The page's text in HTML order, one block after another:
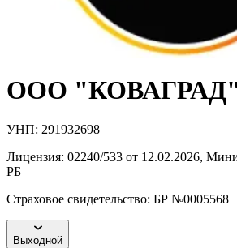
ООО
УНП: 291932698
Лицензия: 02240/533 от 12.02.2026,
РБ
Страховое свидетельство: БР №0005568
Выходной